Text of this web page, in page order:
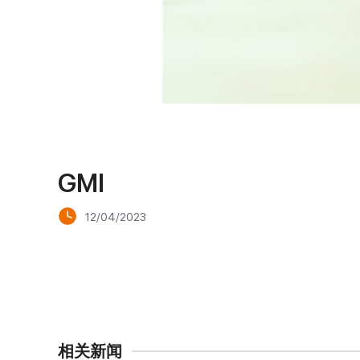
GMI
12/04/2023
相关新闻